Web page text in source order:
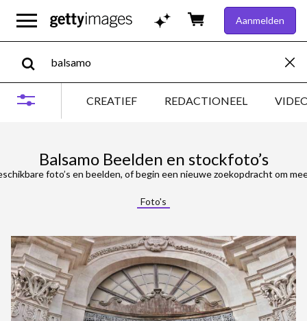
Aanmelden
CREATIEF REDACTIONEEL
Balsamo Beelden en stockfoto’s
foto’s en beelden, of begin een nieuwe zoekopdracht om
Foto's